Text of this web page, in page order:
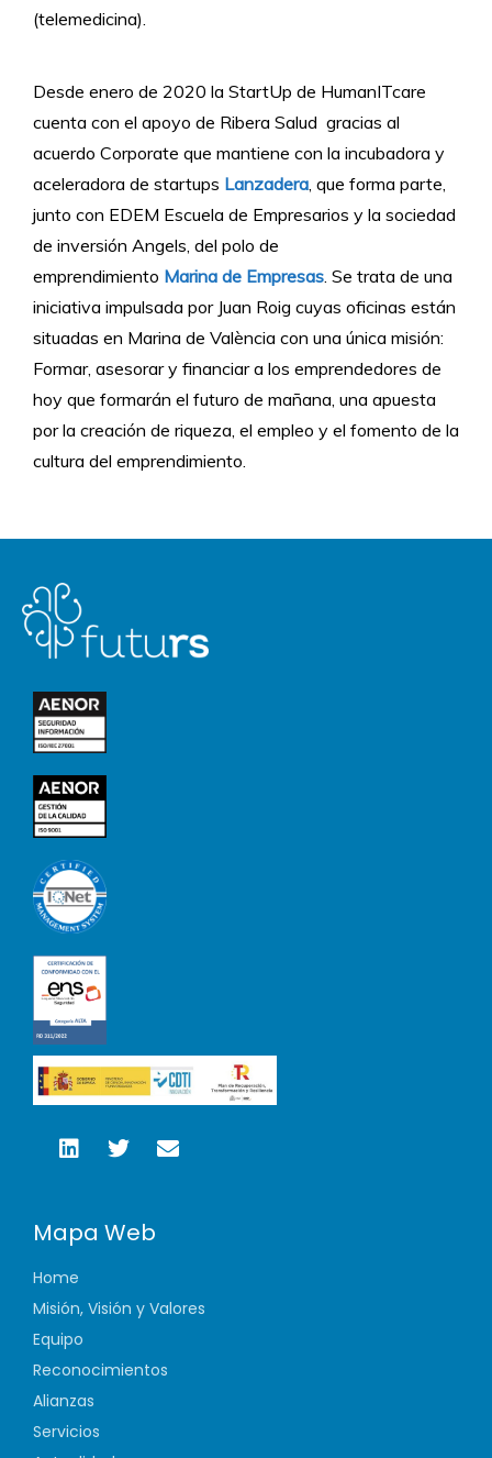
(telemedicina).
Desde enero de 2020 la StartUp de HumanITcare
cuenta con el apoyo de Ribera Salud gracias al
acuerdo Corporate que mantiene con la incubadora y
aceleradora de startups Lanzadera, que forma parte,
junto con EDEM Escuela de Empresarios y la sociedad
de inversión Angels, del polo de
emprendimiento Marina de Empresas. Se trata de una
iniciativa impulsada por Juan Roig cuyas oficinas están
situadas en Marina de València con una única misión:
Formar, asesorar y financiar a los emprendedores de
hoy que formarán el futuro de mañana, una apuesta
por la creación de riqueza, el empleo y el fomento de la
cultura del emprendimiento.
Mapa Web
Home
Misión, Visión y Valores
Equipo
Reconocimientos
Alianzas
Servicios